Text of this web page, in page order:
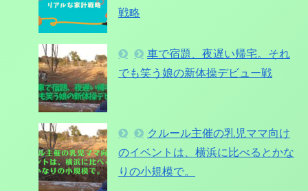
戦略
車で宿題、夜遅い帰宅。それ
でも笑う娘の新体操デビュー戦
クルール主催の乳児ママ向け
のイベントは、横浜に比べるとかな
りの小規模で。